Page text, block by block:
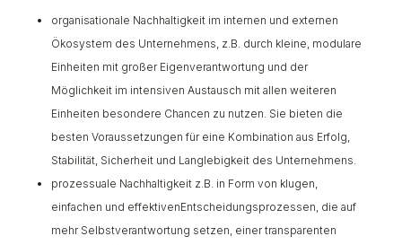
organisationale Nachhaltigkeit im internen und externen
Ökosystem des Unternehmens, z.B. durch kleine, modulare
Einheiten mit großer Eigenverantwortung und der
Möglichkeit im intensiven Austausch mit allen weiteren
Einheiten besondere Chancen zu nutzen. Sie bieten die
besten Voraussetzungen für eine Kombination aus Erfolg,
Stabilität, Sicherheit und Langlebigkeit des Unternehmens.
prozessuale Nachhaltigkeit z.B. in Form von klugen,
einfachen und effektivenEntscheidungsprozessen, die auf
mehr Selbstverantwortung setzen, einer transparenten